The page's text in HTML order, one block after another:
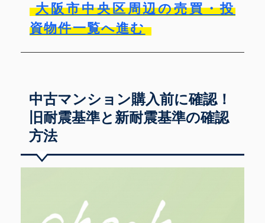
大阪市中央区周辺の売買・投
資物件一覧へ進む
中古マンション購入前に確認！
旧耐震基準と新耐震基準の確認
方法